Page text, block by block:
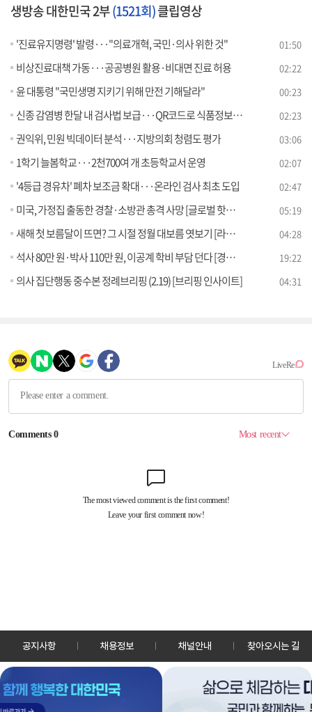
생방송 대한민국 2부(1521회)클립영상
'진료유지명령' 발령···"의료개혁, 국민·의사 위한 것" 01:50
비상진료대책 가동···공공병원 활용·비대면 진료 허용 02:22
윤 대통령 "국민생명 지키기 위해 만전 기해달라" 00:23
신종 감염병 한달 내 검사법 보급···QR코드로 식품정보 확인 02:23
권익위, 민원 빅데이터 분석···지방의회 청렴도 평가 03:06
1학기 늘봄학교···2천700여 개 초등학교서 운영 02:07
'4등급 경유차' 폐차 보조금 확대···온라인 검사 최초 도입 02:47
미국, 가정집 출동한 경찰·소방관 총격 사망 [글로벌 핫이슈] 05:19
새해 첫 보름달이 뜨면? 그 시절 정월 대보름 엿보기 [라떼는 뉴우스] 04:28
석사 80만 원·박사 110만 원, 이공계 학비 부담 던다 [경제&이슈] 19:22
의사 집단행동 중수본 정례브리핑 (2.19) [브리핑 인사이트] 04:31
공지사항 채용정보 채널안내 찾아오시는 길
30128 세종특별자치시 정부2청사로 13 한국정책방송원 KTV
TEL: 044-204-8000
Copyrightⓒ KTV 국민방송 All Rights Reserved.